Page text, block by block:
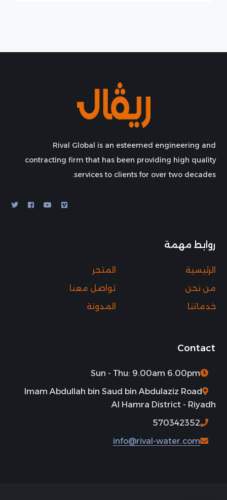
Rival Global is an esteemed engineering and
contracting firm that has been providing high quality
services to clients for over two decades.
روابط مهمة
المتجر
الرئيسية
تواصل معنا
من نحن
المدونة
خدماتنا
Contact
Sun - Thu: 9.00am 6.00pm
Imam Abdullah bin Saud bin Abdulaziz Road
Al Hamra District - Riyadh
570342352
info@rival-water.com